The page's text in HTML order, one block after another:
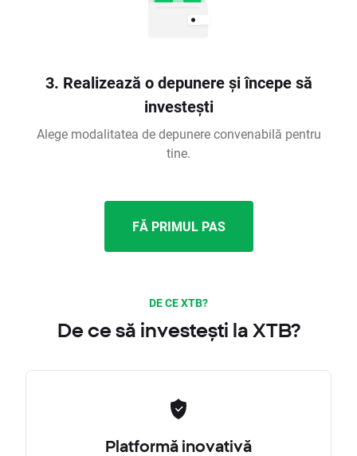
3. Realizează o depunere și începe să
investești
Alege modalitatea de depunere convenabilă pentru
tine.
FĂ PRIMUL PAS
DE CE XTB?
De ce să investești la XTB?
Platformă inovativă